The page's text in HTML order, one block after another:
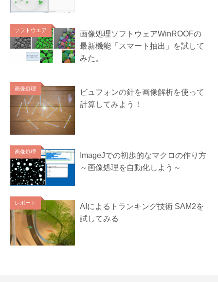
ソフトウエア
画像処理ソフトウェアWinROOFの
最新機能「スマート抽出」を試して
みた。
画像処理
ビュフォンの針を画像解析を使って
計算してみよう！
画像処理
ImageJでの初歩的なマクロの作り方
～画像処理を自動化しよう～
レポート
AIによるトランキング技術 SAM2を
試してみる